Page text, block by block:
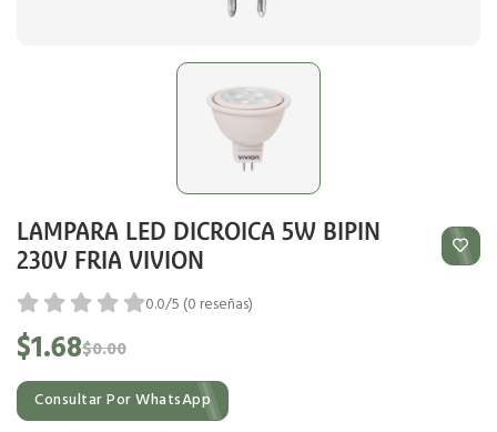
LAMPARA LED DICROICA 5W BIPIN
230V FRIA VIVION
0.0/5 (0 reseñas)
$1.68$0.00
Consultar Por WhatsApp